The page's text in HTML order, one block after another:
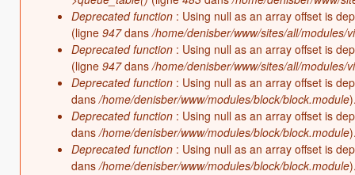
Deprecated function : Using null as an array offset is
(ligne 947dans/home/denisber/www/sites/all/modules/
Deprecated function : Using null as an array offset is
(ligne 947dans/home/denisber/www/sites/all/modules/
Deprecated function : Using null as an array offset is
dans/home/denisber/www/modules/block/block.module
Deprecated function : Using null as an array offset is
dans/home/denisber/www/modules/block/block.module
Deprecated function : Using null as an array offset is
dans/home/denisber/www/modules/block/block.module